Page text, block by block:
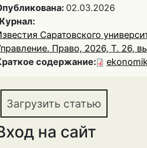
02.03.2026
Саратовского
Право, 2026, Т. 26,
содержание:
Загрузить статью
на сайт